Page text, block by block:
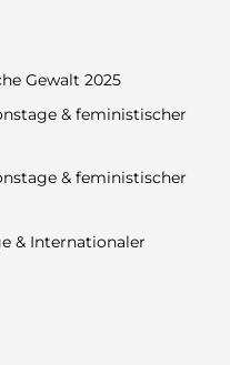
Gewalt 2025
& feministischer
& feministischer
& Internationaler